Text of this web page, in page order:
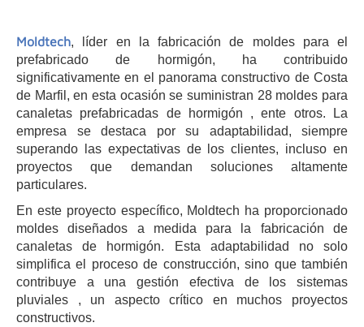
Moldtech, líder en la fabricación de moldes para el
prefabricado de hormigón, ha contribuido
significativamente en el panorama constructivo de Costa
de Marfil, en esta ocasión se suministran 28 moldes para
canaletas prefabricadas de hormigón , ente otros. La
empresa se destaca por su adaptabilidad, siempre
superando las expectativas de los clientes, incluso en
proyectos que demandan soluciones altamente
particulares.
En este proyecto específico, Moldtech ha proporcionado
moldes diseñados a medida para la fabricación de
canaletas de hormigón. Esta adaptabilidad no solo
simplifica el proceso de construcción, sino que también
contribuye a una gestión efectiva de los sistemas
pluviales , un aspecto crítico en muchos proyectos
constructivos.